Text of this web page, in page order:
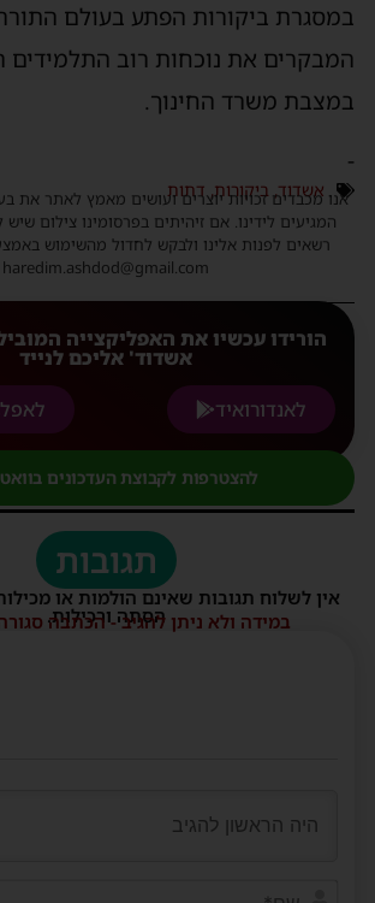
במסגרת ביקורות הפתע בעולם
המבקרים את נוכחות רוב התלמידים
במצבת משרד החינוך.
-
אשדוד, ביקורות,דתות
אנו מכבדים זכויות יוצרים ועושים מאמץ לאתר את
המגיעים לידינו. אם זיהיתים בפרסומינו צילום
רשאים לפנות אלינו ולבקש לחדול מהשימוש
haredim.ashdod@gmail.com
הורידו עכשיו את האפליקצייה
אשדוד' אליכם לנייד
לאנדורואיד
לאפל
להצטרפות לקבוצת העדכונים
תגובות
אין לשלוח תגובות שאינם הולמות או
הסתה ורכילות.
במידה ולא ניתן להגיב - הכתבה